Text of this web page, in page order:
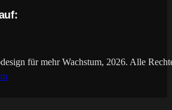
für mehr Wachstum, 2026. Alle